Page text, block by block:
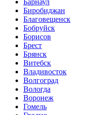
Барнаул
Биробиджан
Благовещенск
Бобруйск
Борисов
Брест
Брянск
Витебск
Владивосток
Волгоград
Вологда
Воронеж
Гомель